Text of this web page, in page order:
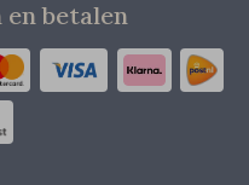
betalen